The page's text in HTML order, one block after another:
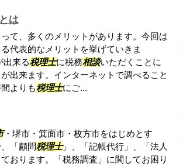
は
て、多くのメリットがあります。今回は
代表的なメリットを挙げていきま
出来る税理士に税務相談いただくことに
出来ます。インターネットで調べること
よりも税理士にご...
・堺市・箕面市・枚方市をはじめとす
「顧問税理士」、「記帳代行」、「法人
おります。「税務調査」に関してお困り